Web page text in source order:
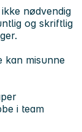
nødvendig
og skriftlig
kan misunne
i team